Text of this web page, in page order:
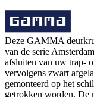
Deze GAMMA
van de serie
afsluiten van uw trap-
vervolgens zwart
gemonteerd op het
getrokken worden. De